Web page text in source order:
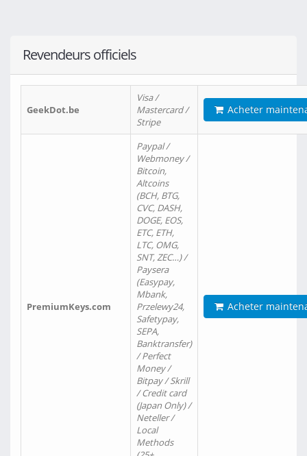
Revendeurs officiels
GeekDot.be
Visa /
Mastercard /
Stripe
Acheter
PremiumKeys.com
Paypal /
Webmoney /
Bitcoin,
Altcoins
(BCH, BTG,
CVC, DASH,
DOGE, EOS,
ETC, ETH,
LTC, OMG,
SNT, ZEC…) /
Paysera
(Easypay,
Mbank,
Przelewy24,
Safetypay,
SEPA,
Banktransfer)
/ Perfect
Money /
Bitpay / Skrill
/ Credit card
(Japan Only) /
Neteller /
Local
Methods
Acheter